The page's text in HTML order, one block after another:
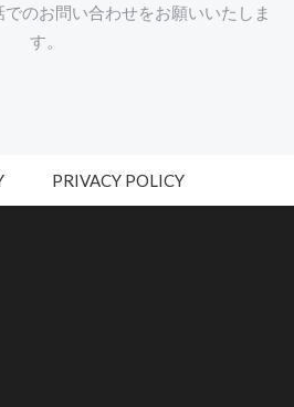
のお問い合わせをお願いいたしま
す。
PRIVACY POLICY